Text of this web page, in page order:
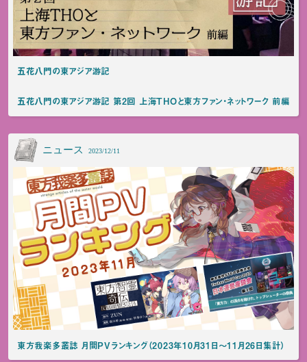
五花八門の東アジア游記
五花八門の東アジア游記 第2回 上海THOと東方ファン・ネットワーク 前編
ニュース 2023/12/11
東方我楽多叢誌 月間PVランキング（2023年10月31日～11月26日集計）